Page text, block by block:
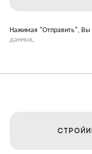
Нажимая "Отправить", Вы
данных.